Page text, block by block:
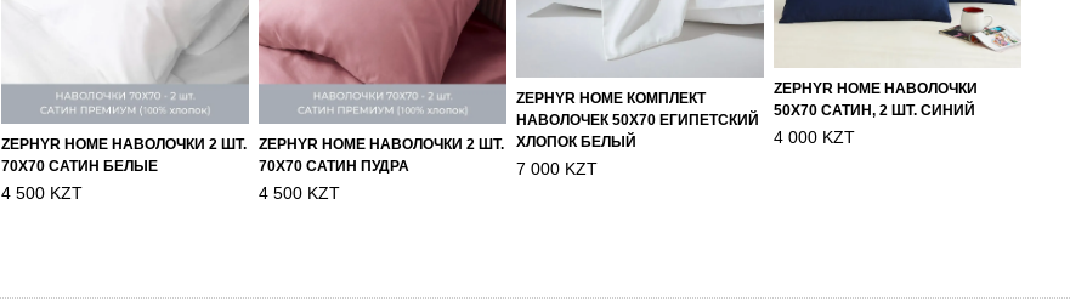
ZEPHYR HOME НАВОЛОЧКИ 2 ШТ.
70Х70 САТИН БЕЛЫЕ
4 500 KZT
ZEPHYR HOME НАВОЛОЧКИ 2 ШТ.
70Х70 САТИН ПУДРА
4 500 KZT
ZEPHYR HOME КОМПЛЕКТ
НАВОЛОЧЕК 50Х70 ЕГИПЕТСКИЙ
ХЛОПОК БЕЛЫЙ
7 000 KZT
ZEPHYR HOME НАВОЛОЧКИ
50Х70 САТИН, 2 ШТ. СИНИЙ
4 000 KZT